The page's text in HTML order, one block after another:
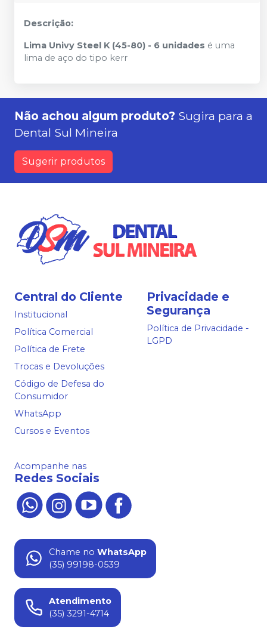
Descrição:
Lima Univy Steel K (45-80) - 6 unidades é uma
lima de aço do tipo kerr
Não achou algum produto? Sugira para a
Dental Sul Mineira
Sugerir produtos
Central do Cliente
Institucional
Política Comercial
Política de Frete
Trocas e Devoluções
Código de Defesa do
Consumidor
WhatsApp
Cursos e Eventos
Privacidade e
Segurança
Política de Privacidade -
LGPD
Acompanhe nas
Redes Sociais
Chame no WhatsApp
(35) 99198-0539
Atendimento
(35) 3291-4714